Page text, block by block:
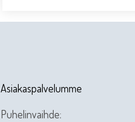
Asiakaspalvelumme
Puhelinvaihde: